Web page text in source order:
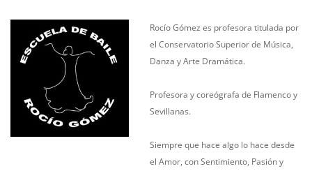
Rocío Gómez es profesora titulada por
el Conservatorio Superior de Música,
Danza y Arte Dramática.
Profesora y coreógrafa de Flamenco y
Sevillanas.
Siempre que hace algo lo hace desde
el Amor, con Sentimiento, Pasión y